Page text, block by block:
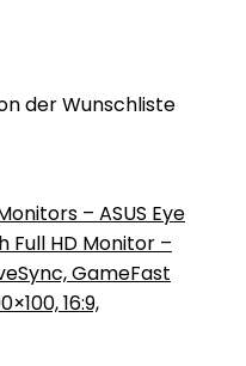
der Wunschliste